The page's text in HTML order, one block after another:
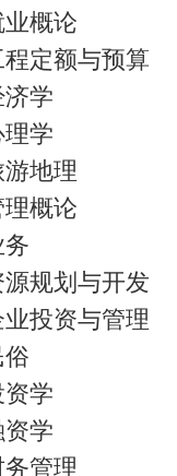
概论
定额与预算
学
学
地理
概论
规划与开发
投资与管理
学
学
管理